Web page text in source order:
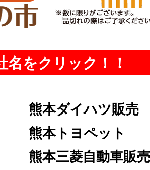
をクリック！！
熊本ダイハツ販売
熊本トヨペット
熊本三菱自動車販売